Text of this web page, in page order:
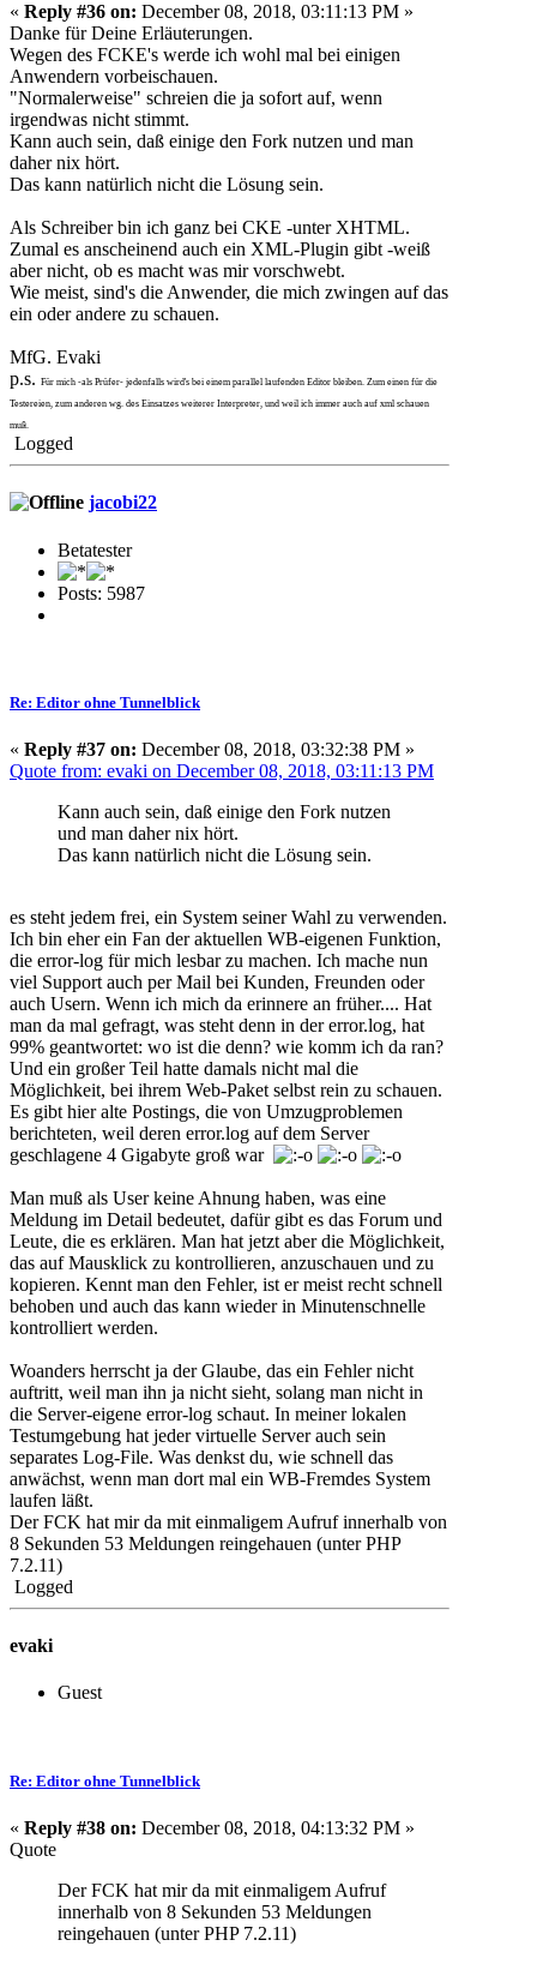
« Reply #36 on: December 08, 2018, 03:11:13 PM »
Danke für Deine Erläuterungen.
Wegen des FCKE's werde ich wohl mal bei einigen
Anwendern vorbeischauen.
"Normalerweise" schreien die ja sofort auf, wenn
irgendwas nicht stimmt.
Kann auch sein, daß einige den Fork nutzen und man
daher nix hört.
Das kann natürlich nicht die Lösung sein.
Als Schreiber bin ich ganz bei CKE -unter XHTML.
Zumal es anscheinend auch ein XML-Plugin gibt -weiß
aber nicht, ob es macht was mir vorschwebt.
Wie meist, sind's die Anwender, die mich zwingen auf das
ein oder andere zu schauen.
MfG. Evaki
p.s. Für mich -als Prüfer- jedenfalls wird's bei einem parallel laufenden Editor bleiben. Zum einen für die
Testereien, zum anderen wg. des Einsatzes weiterer Interpreter, und weil ich immer auch auf xml schauen
muß.
Logged
jacobi22
Betatester
Posts: 5987
Re: Editor ohne Tunnelblick
« Reply #37 on: December 08, 2018, 03:32:38 PM »
Quote from: evaki on December 08, 2018, 03:11:13 PM
Kann auch sein, daß einige den Fork nutzen
und man daher nix hört.
Das kann natürlich nicht die Lösung sein.
es steht jedem frei, ein System seiner Wahl zu verwenden.
Ich bin eher ein Fan der aktuellen WB-eigenen Funktion,
die error-log für mich lesbar zu machen. Ich mache nun
viel Support auch per Mail bei Kunden, Freunden oder
auch Usern. Wenn ich mich da erinnere an früher.... Hat
man da mal gefragt, was steht denn in der error.log, hat
99% geantwortet: wo ist die denn? wie komm ich da ran?
Und ein großer Teil hatte damals nicht mal die
Möglichkeit, bei ihrem Web-Paket selbst rein zu schauen.
Es gibt hier alte Postings, die von Umzugproblemen
berichteten, weil deren error.log auf dem Server
geschlagene 4 Gigabyte groß war
Man muß als User keine Ahnung haben, was eine
Meldung im Detail bedeutet, dafür gibt es das Forum und
Leute, die es erklären. Man hat jetzt aber die Möglichkeit,
das auf Mausklick zu kontrollieren, anzuschauen und zu
kopieren. Kennt man den Fehler, ist er meist recht schnell
behoben und auch das kann wieder in Minutenschnelle
kontrolliert werden.
Woanders herrscht ja der Glaube, das ein Fehler nicht
auftritt, weil man ihn ja nicht sieht, solang man nicht in
die Server-eigene error-log schaut. In meiner lokalen
Testumgebung hat jeder virtuelle Server auch sein
separates Log-File. Was denkst du, wie schnell das
anwächst, wenn man dort mal ein WB-Fremdes System
laufen läßt.
Der FCK hat mir da mit einmaligem Aufruf innerhalb von
8 Sekunden 53 Meldungen reingehauen (unter PHP
7.2.11)
Logged
evaki
Guest
Re: Editor ohne Tunnelblick
« Reply #38 on: December 08, 2018, 04:13:32 PM »
Quote
Der FCK hat mir da mit einmaligem Aufruf
innerhalb von 8 Sekunden 53 Meldungen
reingehauen (unter PHP 7.2.11)